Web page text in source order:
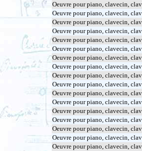
Oeuvre pour piano, clavecin,
Oeuvre pour piano, clavecin,
Oeuvre pour piano, clavecin,
Oeuvre pour piano, clavecin,
Oeuvre pour piano, clavecin,
Oeuvre pour piano, clavecin,
Oeuvre pour piano, clavecin,
Oeuvre pour piano, clavecin,
Oeuvre pour piano, clavecin,
Oeuvre pour piano, clavecin,
Oeuvre pour piano, clavecin,
Oeuvre pour piano, clavecin,
Oeuvre pour piano, clavecin,
Oeuvre pour piano, clavecin,
Oeuvre pour piano, clavecin,
Oeuvre pour piano, clavecin,
Oeuvre pour piano, clavecin,